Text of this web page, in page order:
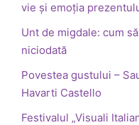
vie și emoția
Unt de migdale: cum
niciodată
Povestea gustului –
Havarti Castello
Festivalul „Visuali